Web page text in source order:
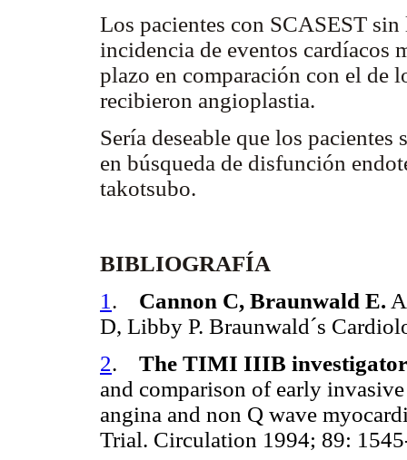
Los pacientes con SCASEST
incidencia de eventos cardíacos
plazo en comparación con el de
recibieron angioplastia.
Sería deseable que los
en búsqueda de disfunción
takotsubo.
BIBLIOGRAFÍA
1 . Cannon C, Braunwald E.
D, Libby P. Braunwald´s
2. The TIMI IIIB
and comparison of early
angina and non Q wave
Trial. Circulation 1994; 89: